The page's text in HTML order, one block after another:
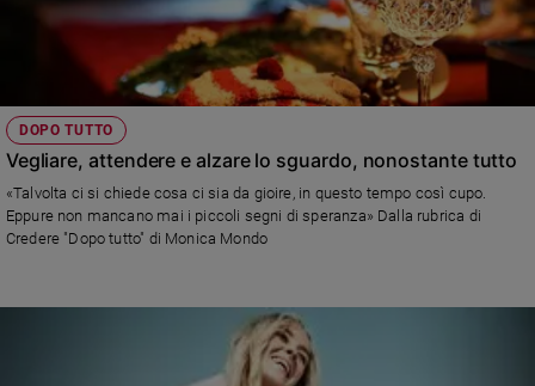
DOPO TUTTO
Vegliare, attendere e alzare lo sguardo, nonostante tutto
«Talvolta ci si chiede cosa ci sia da gioire, in questo tempo così cupo.
Eppure non mancano mai i piccoli segni di speranza» Dalla rubrica di
Credere "Dopo tutto" di Monica Mondo